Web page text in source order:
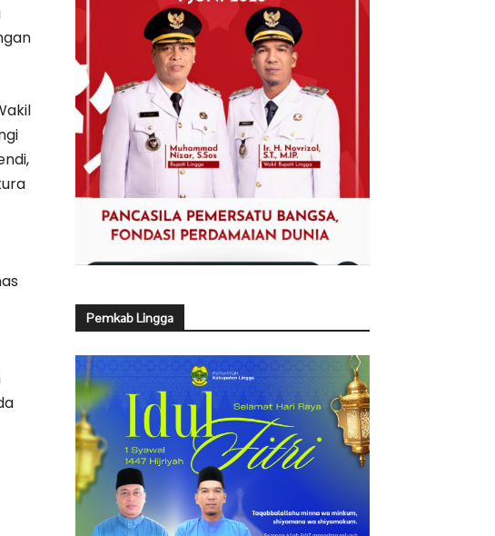
Pemkab Lingga